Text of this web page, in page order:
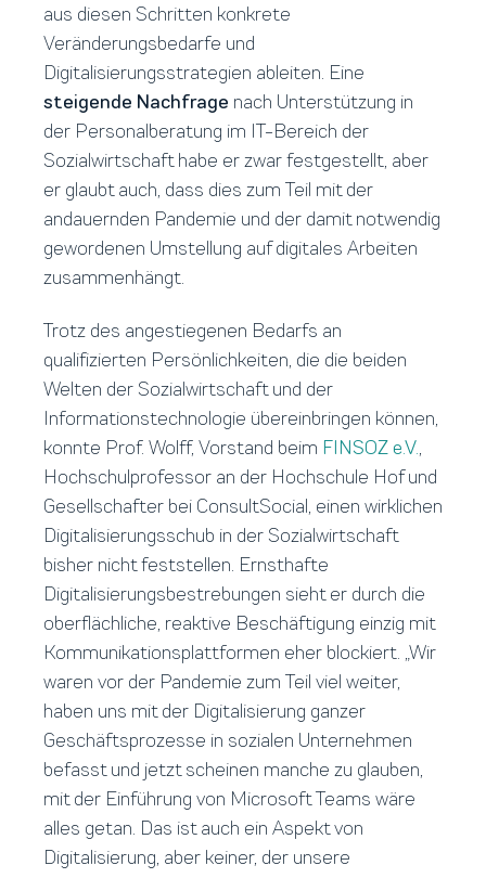
aus diesen Schritten konkrete
Veränderungsbedarfe und
Digitalisierungsstrategien ableiten. Eine
steigende Nachfrage nach Unterstützung in
der Personalberatung im IT-Bereich der
Sozialwirtschaft habe er zwar festgestellt, aber
er glaubt auch, dass dies zum Teil mit der
andauernden Pandemie und der damit notwendig
gewordenen Umstellung auf digitales Arbeiten
zusammenhängt.
Trotz des angestiegenen Bedarfs an
qualifizierten Persönlichkeiten, die die beiden
Welten der Sozialwirtschaft und der
Informationstechnologie übereinbringen können,
konnte Prof. Wolff, Vorstand beim FINSOZ e.V.,
Hochschulprofessor an der Hochschule Hof und
Gesellschafter bei ConsultSocial, einen wirklichen
Digitalisierungsschub in der Sozialwirtschaft
bisher nicht feststellen. Ernsthafte
Digitalisierungsbestrebungen sieht er durch die
oberflächliche, reaktive Beschäftigung einzig mit
Kommunikationsplattformen eher blockiert. „Wir
waren vor der Pandemie zum Teil viel weiter,
haben uns mit der Digitalisierung ganzer
Geschäftsprozesse in sozialen Unternehmen
befasst und jetzt scheinen manche zu glauben,
mit der Einführung von Microsoft Teams wäre
alles getan. Das ist auch ein Aspekt von
Digitalisierung, aber keiner, der unsere